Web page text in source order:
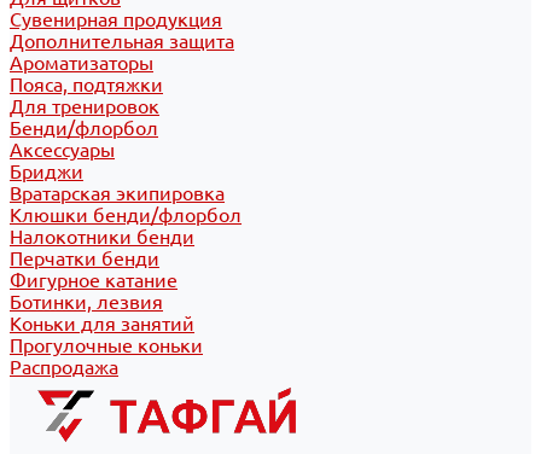
Сувенирная продукция
Дополнительная защита
Ароматизаторы
Пояса, подтяжки
Для тренировок
Бенди/флорбол
Аксессуары
Бриджи
Вратарская экипировка
Клюшки бенди/флорбол
Налокотники бенди
Перчатки бенди
Фигурное катание
Ботинки, лезвия
Коньки для занятий
Прогулочные коньки
Распродажа